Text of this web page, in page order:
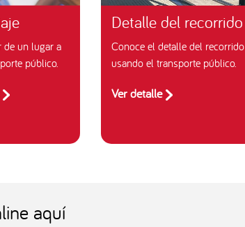
de un lugar a
público.
Detalle del recorrido
Conoce el detalle del recorrido
usando el transporte público.
Ver detalle
aquí